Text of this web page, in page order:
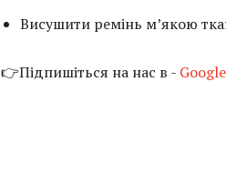
Висушити ремінь м’якою
👉Підпишіться на нас в -